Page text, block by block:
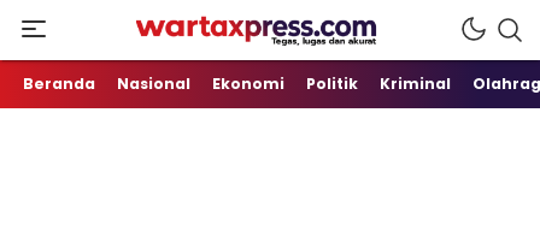
WartaXpress
Tegas, Lugas dan Akurat
Beranda Nasional Ekonomi Politik Kriminal